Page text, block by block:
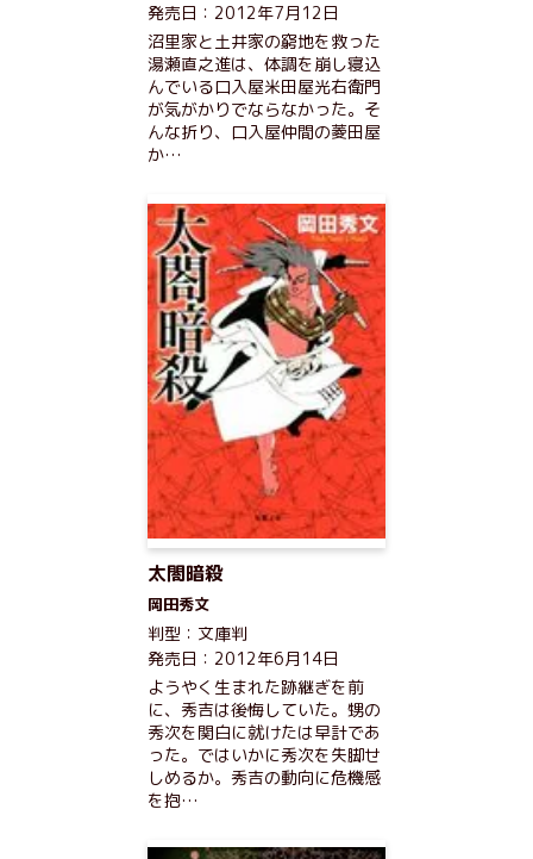
発売日：2012年7月12日
沼里家と土井家の窮地を救った
湯瀬直之進は、体調を崩し寝込
んでいる口入屋米田屋光右衛門
が気がかりでならなかった。そ
んな折り、口入屋仲間の菱田屋
か…
太閤暗殺
岡田秀文
判型：文庫判
発売日：2012年6月14日
ようやく生まれた跡継ぎを前
に、秀吉は後悔していた。甥の
秀次を関白に就けたは早計であ
った。ではいかに秀次を失脚せ
しめるか。秀吉の動向に危機感
を抱…